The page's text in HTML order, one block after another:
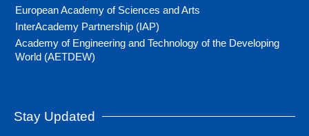
European Academy of Sciences and Arts
InterAcademy Partnership (IAP)
Academy of Engineering and Technology of the Developing
World (AETDEW)
Stay Updated